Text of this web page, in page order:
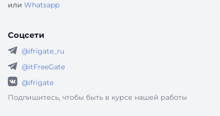
или Whatsapp
Соцсети
@ifrigate_ru
@itFreeGate
@ifrigate
Подпишитесь, чтобы быть в курсе нашей работы